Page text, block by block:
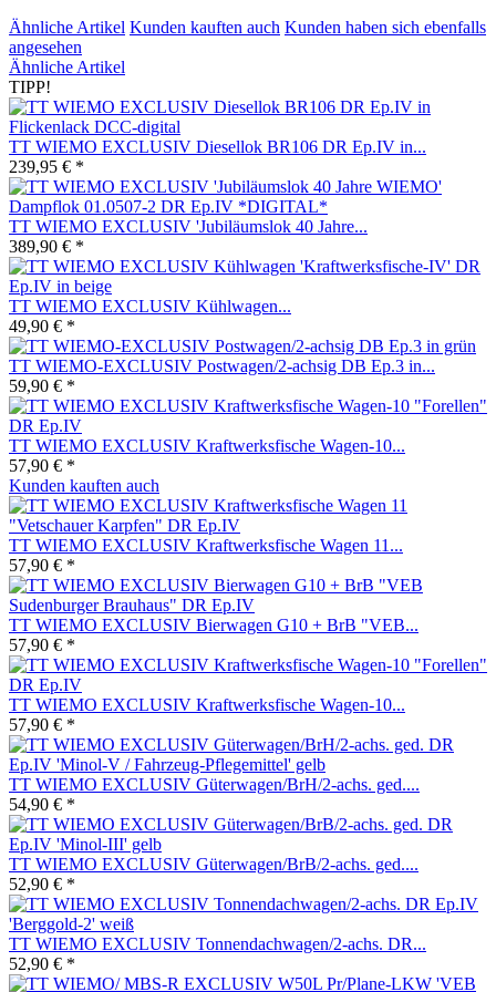
Ähnliche Artikel Kunden kauften auch Kunden haben sich ebenfalls
angesehen
Ähnliche Artikel
TIPP!
TT WIEMO EXCLUSIV Diesellok BR106 DR Ep.IV in...
239,95 € *
TT WIEMO EXCLUSIV 'Jubiläumslok 40 Jahre...
389,90 € *
TT WIEMO EXCLUSIV Kühlwagen...
49,90 € *
TT WIEMO-EXCLUSIV Postwagen/2-achsig DB Ep.3 in...
59,90 € *
TT WIEMO EXCLUSIV Kraftwerksfische Wagen-10...
57,90 € *
Kunden kauften auch
TT WIEMO EXCLUSIV Kraftwerksfische Wagen 11...
57,90 € *
TT WIEMO EXCLUSIV Bierwagen G10 + BrB "VEB...
57,90 € *
TT WIEMO EXCLUSIV Kraftwerksfische Wagen-10...
57,90 € *
TT WIEMO EXCLUSIV Güterwagen/BrH/2-achs. ged....
54,90 € *
TT WIEMO EXCLUSIV Güterwagen/BrB/2-achs. ged....
52,90 € *
TT WIEMO EXCLUSIV Tonnendachwagen/2-achs. DR...
52,90 € *